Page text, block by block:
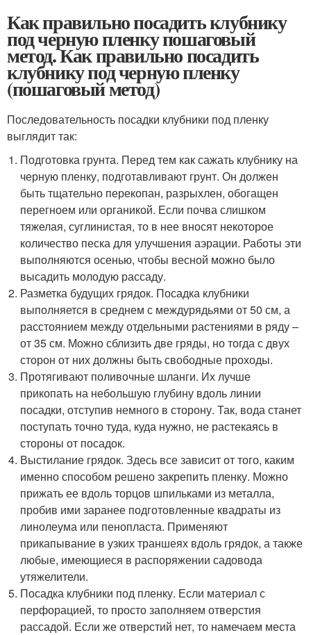
Как правильно посадить клубнику
под черную пленку пошаговый
метод. Как правильно посадить
клубнику под черную пленку
(пошаговый метод)
Последовательность посадки клубники под пленку
выглядит так:
Подготовка грунта. Перед тем как сажать клубнику на
черную пленку, подготавливают грунт. Он должен
быть тщательно перекопан, разрыхлен, обогащен
перегноем или органикой. Если почва слишком
тяжелая, суглинистая, то в нее вносят некоторое
количество песка для улучшения аэрации. Работы эти
выполняются осенью, чтобы весной можно было
высадить молодую рассаду.
Разметка будущих грядок. Посадка клубники
выполняется в среднем с междурядьями от 50 см, а
расстоянием между отдельными растениями в ряду –
от 35 см. Можно сблизить две гряды, но тогда с двух
сторон от них должны быть свободные проходы.
Протягивают поливочные шланги. Их лучше
прикопать на небольшую глубину вдоль линии
посадки, отступив немного в сторону. Так, вода станет
поступать точно туда, куда нужно, не растекаясь в
стороны от посадок.
Выстилание грядок. Здесь все зависит от того, каким
именно способом решено закрепить пленку. Можно
прижать ее вдоль торцов шпильками из металла,
пробив ими заранее подготовленные квадраты из
линолеума или пенопласта. Применяют
прикапывание в узких траншеях вдоль грядок, а также
любые, имеющиеся в распоряжении садовода
утяжелители.
Посадка клубники под пленку. Если материал с
перфорацией, то просто заполняем отверстия
рассадой. Если же отверстий нет, то намечаем места